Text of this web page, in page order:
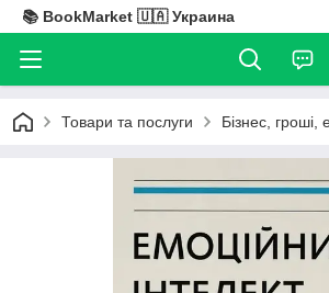
📚 BookMarket 🇺🇦 Украина
Товари та послуги Бізнес, гроші,